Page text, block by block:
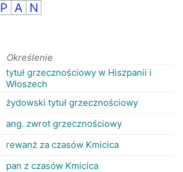
P A N
Określenie
tytuł grzecznościowy w Hiszpanii i
Włoszech
żydowski tytuł grzecznościowy
ang. zwrot grzecznościowy
rewanż za czasów Kmicica
pan z czasów Kmicica